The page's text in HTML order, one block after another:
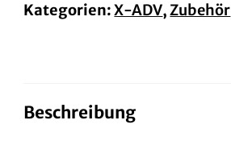
Kategorien:X-ADV,Zubehör
Beschreibung